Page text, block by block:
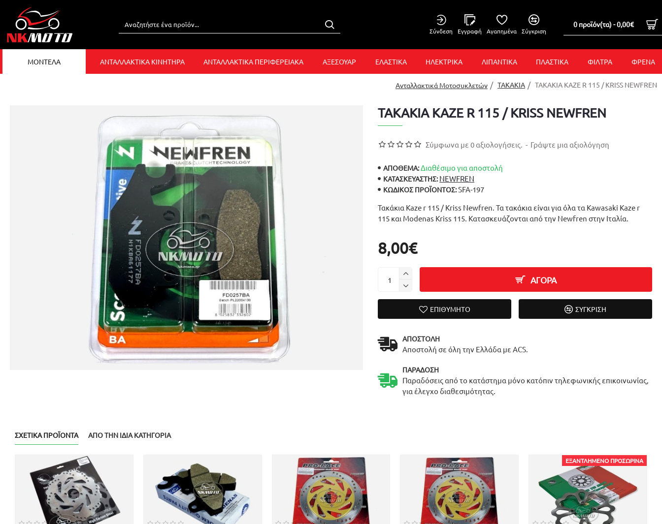
Σύνδεση Εγγραφή Αγαπημένα Σύγκριση
0 προϊόν(τα) - 0,00€
ΜΟΝΤΕΛΑ ΑΝΤΑΛΛΑΚΤΙΚΑ ΚΙΝΗΤΗΡΑ ΑΝΤΑΛΛΑΚΤΙΚΑ ΠΕΡΙΦΕΡΕΙΑΚΑ ΑΞΕΣΟΥΑΡ ΕΛΑΣΤΙΚΑ ΗΛΕΚΤΡΙΚΑ ΛΙΠΑΝΤΙΚΑ ΠΛΑΣΤΙΚΑ ΦΙΛΤΡΑ ΦΡΕΝΑ
Ανταλλακτικά Μοτοσυκλετών ΤΑΚΑΚΙΑ ΤΑΚΑΚΙΑ KAZE R 115 / KRISS NEWFREN
ΤΑΚΑΚΙΑ KAZE R 115 / KRISS NEWFREN
Τακάκια Kaze r 115 / Kriss Newfren. Τα τακάκια είναι για όλα τα Kawasaki Kaze r
115 και Modenas Kriss 115. Κατασκευάζονται από την Newfren στην Ιταλία.
ΑΠΟΘΕΜΑ:Διαθέσιμο για αποστολή
ΚΑΤΑΣΚΕΥΑΣΤΉΣ: NEWFREN
ΚΩΔΙΚΌΣ ΠΡΟΪΌΝΤΟΣ:SFA-197
Σύμφωνα με 0 αξιολογήσεις. - Γράψτε μια αξιολόγηση
8,00€
ΑΓΟΡΑ
ΕΠΙΘΥΜΗΤΌ ΣΎΓΚΡΙΣΗ
ΑΠΟΣΤΟΛΉ
Αποστολή σε όλη την Ελλάδα με ACS.
ΠΑΡΆΔΟΣΗ
Παραδόσεις από το κατάστημα μόνο κατόπιν τηλεφωνικής επικοινωνίας,
για έλεγχο διαθεσιμότητας.
ΣΧΕΤΙΚΆ ΠΡΟΪΌΝΤΑ ΑΠΌ ΤΗΝ ΊΔΙΑ ΚΑΤΗΓΟΡΊΑ
ΕΞΑΝΤΛΗΜΈΝΟ ΠΡΟΣΩΡΙΝΆ